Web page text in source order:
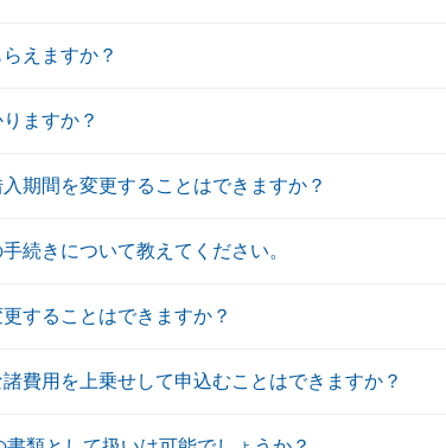
えますか？
ますか？
期間を変更することはできますか？
続きについて教えてください。
することはできますか？
費用を上乗せして申込むことはできますか？